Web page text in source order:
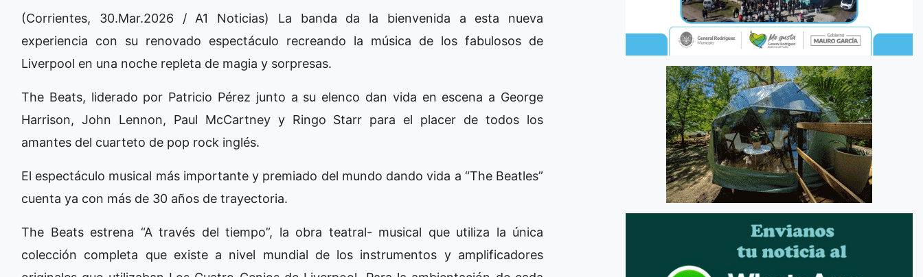
(Corrientes, 30.Mar.2026 / A1 Noticias) La banda da la bienvenida a esta nueva
experiencia con su renovado espectáculo recreando la música de los fabulosos de
Liverpool en una noche repleta de magia y sorpresas.
The Beats, liderado por Patricio Pérez junto a su elenco dan vida en escena a George
Harrison, John Lennon, Paul McCartney y Ringo Starr para el placer de todos los
amantes del cuarteto de pop rock inglés.
El espectáculo musical más importante y premiado del mundo dando vida a “The Beatles”
cuenta ya con más de 30 años de trayectoria.
The Beats estrena “A través del tiempo”, la obra teatral- musical que utiliza la única
colección completa que existe a nivel mundial de los instrumentos y amplificadores